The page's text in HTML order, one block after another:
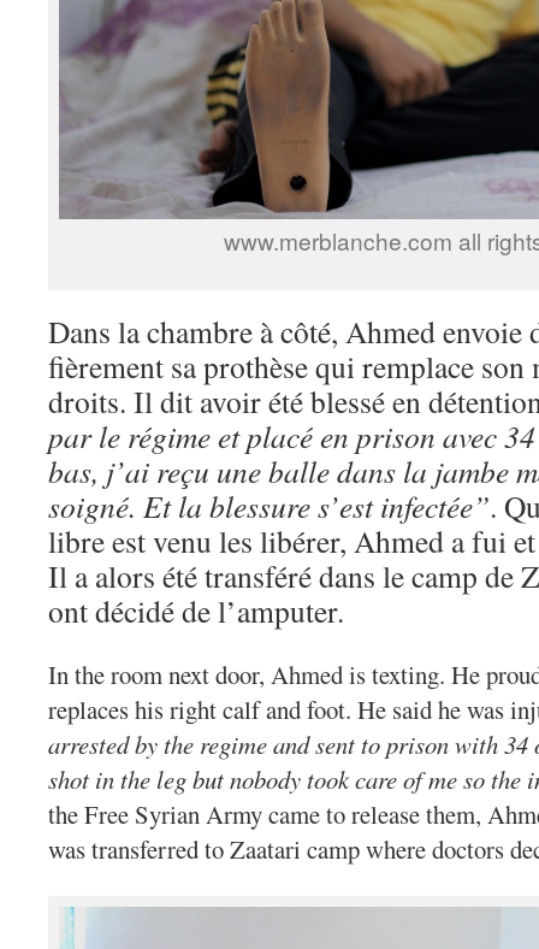
www.merblanche.com all
Dans la chambre à côté, Ahmed envoie
fièrement sa prothèse qui remplace
droits. Il dit avoir été blessé en
par le régime et placé en prison avec
bas, j’ai reçu une balle dans la jambe
soigné. Et la blessure s’est infectée”.
libre est venu les libérer, Ahmed a fui et
Il a alors été transféré dans le camp de
ont décidé de l’amputer.
In the room next door, Ahmed is texting. He
replaces his right calf and foot. He said he was
arrested by the regime and sent to prison with
shot in the leg but nobody took care of me so the
the Free Syrian Army came to release them,
was transferred to Zaatari camp where doctors